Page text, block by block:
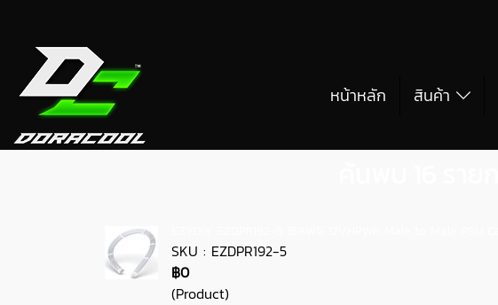
หน้าหลัก สินค้า
SKU : EZDPR192-5
฿0
(Product)